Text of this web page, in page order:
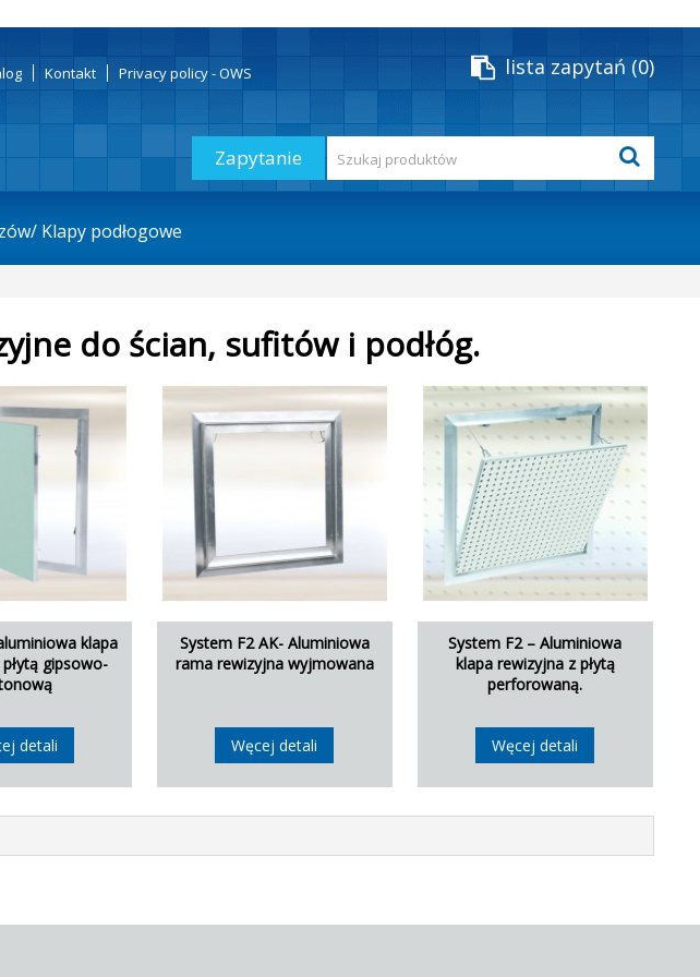
Kontakt Privacy policy - OWS lista zapytań 0
Klapy podłogowe
Zapytanie
do ścian, sufitów i podłóg.
klapa
gipsowo-
detali
System F2 AK- Aluminiowa
rama rewizyjna wyjmowana
Węcej detali
System F2 – Aluminiowa
klapa rewizyjna z płytą
perforowaną.
Węcej detali